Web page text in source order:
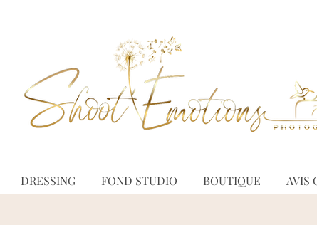
DRESSING FOND STUDIO BOUTIQUE AVIS